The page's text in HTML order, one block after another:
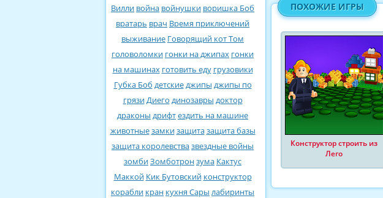
Вилли война войнушки воришка Боб
вратарь врач Время приключений
выживание Говорящий кот Том
головоломки гонки на джипах гонки
на машинах готовить еду грузовики
Губка Боб детскиеджипы джипы по
грязиДиего динозавры доктор
драконы дрифтездить на машине
животныезамкизащитазащита базы
защита королевствазвездные войны
зомбиЗомботронзума Кактус
Маккой Кик Бутовский конструктор
корабли кран кухня Сары лабиринты
ПОХОЖИЕ ИГРЫ
Конструктор строить из
Лего